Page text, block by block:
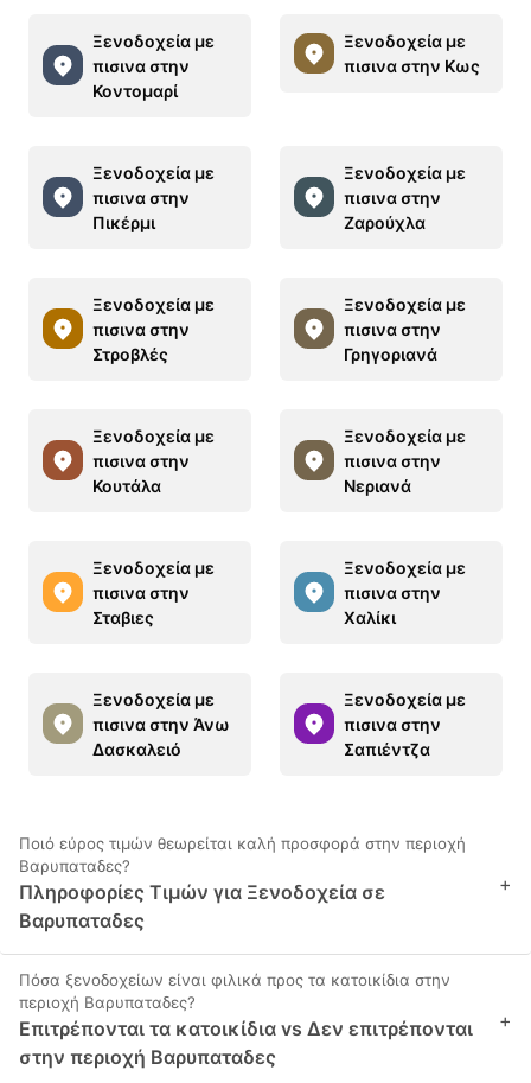
Ξενοδοχεία με
πισινα στην
Κοντομαρί
Ξενοδοχεία με
πισινα στην Κως
Ξενοδοχεία με
πισινα στην
Πικέρμι
Ξενοδοχεία με
πισινα στην
Ζαρούχλα
Ξενοδοχεία με
πισινα στην
Στροβλές
Ξενοδοχεία με
πισινα στην
Γρηγοριανά
Ξενοδοχεία με
πισινα στην
Κουτάλα
Ξενοδοχεία με
πισινα στην
Νεριανά
Ξενοδοχεία με
πισινα στην
Σταβιες
Ξενοδοχεία με
πισινα στην
Χαλίκι
Ξενοδοχεία με
πισινα στην Άνω
Δασκαλειό
Ξενοδοχεία με
πισινα στην
Σαπιέντζα
Ποιό εύρος τιμών θεωρείται καλή προσφορά στην περιοχή
Βαρυπαταδες?
Πληροφορίες Τιμών για Ξενοδοχεία σε
Βαρυπαταδες
+
Πόσα ξενοδοχείων είναι φιλικά προς τα κατοικίδια στην
περιοχή Βαρυπαταδες?
Επιτρέπονται τα κατοικίδια vs Δεν επιτρέπονται
στην περιοχή Βαρυπαταδες
+